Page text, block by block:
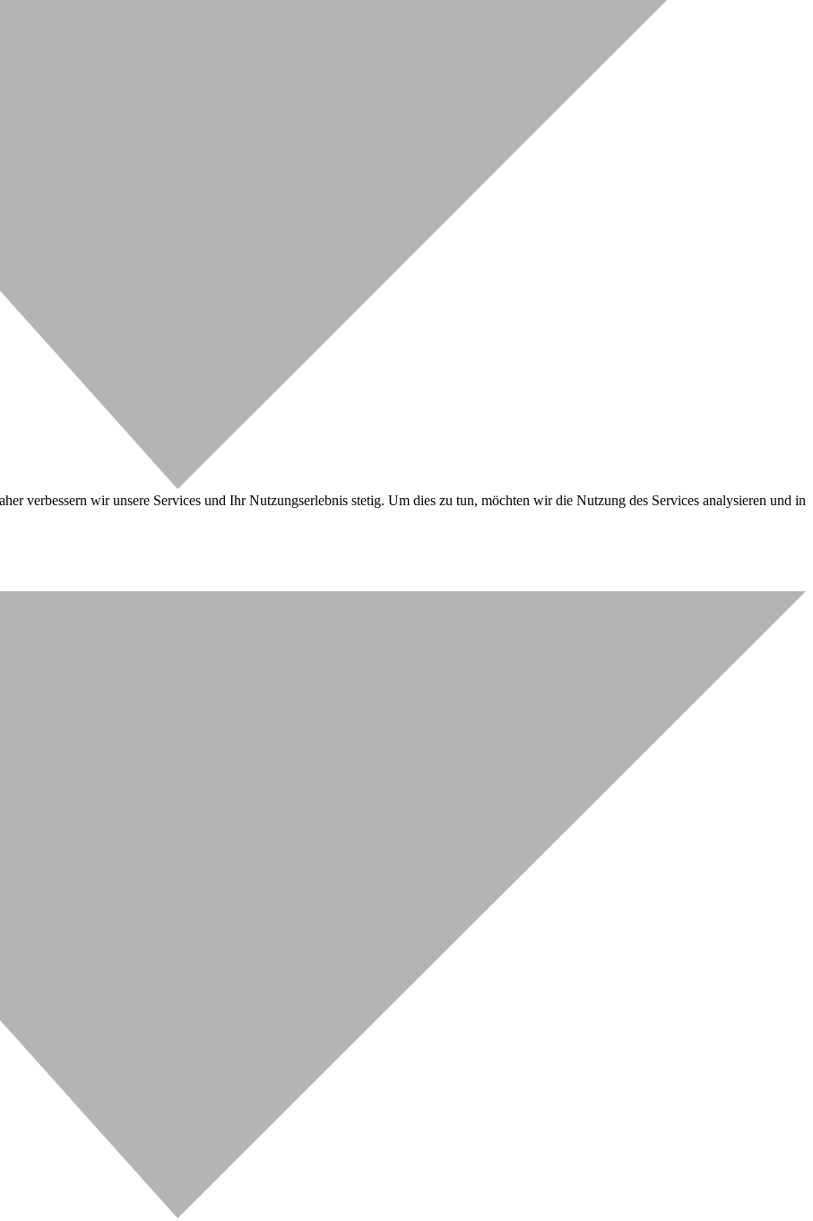
verbessern wir unsere Services und Ihr Nutzungserlebnis stetig. Um dies zu tun, möchten wir die Nutzung des Services analysieren und in